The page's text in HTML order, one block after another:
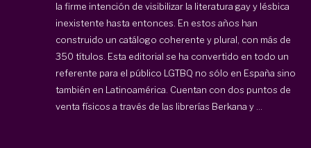
la firme intención de visibilizar la literatura gay y lésbica
inexistente hasta entonces. En estos años han
construido un catálogo coherente y plural, con más de
350 títulos. Esta editorial se ha convertido en todo un
referente para el público LGTBQ no sólo en España sino
también en Latinoamérica. Cuentan con dos puntos de
venta físicos a través de las librerías Berkana y ...